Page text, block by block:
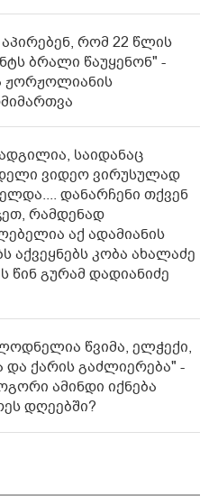
რომ 22 წლის
ბრალი წაუყენონ" -
ჟორჟოლიანის
საიდანაც
ვიდეო ვირუსულად
დანარჩენი თქვენ
რამდენად
აქ ადამიანის
აქვეყნებს კობა ახალაძე
წინ გურამ დადიანიძე
წვიმა, ელჭექი,
და ქარის გაძლიერება" -
ამინდი იქნება
დღეებში?